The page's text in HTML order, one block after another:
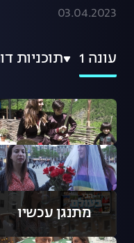
03.04.2023
עונה 1 תוכניות
מתנגן עכשיו